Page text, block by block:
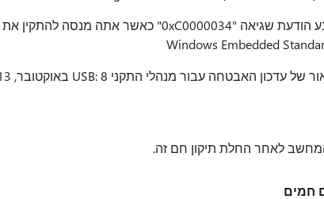
לאחר החלת תיקון חם זה.
חמים